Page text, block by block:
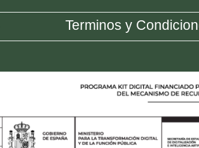
Terminos y